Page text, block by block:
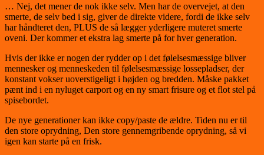
… Nej, det mener de nok ikke selv. Men har de overvejet, at den
smerte, de selv bed i sig, giver de direkte videre, fordi de ikke selv
har håndteret den, PLUS de så lægger yderligere muteret smerte
oveni. Der kommer et ekstra lag smerte på for hver generation.
Hvis der ikke er nogen der rydder op i det følelsesmæssige bliver
mennesker og menneskeden til følelsesmæssige lossepladser, der
konstant vokser uoverstigeligt i højden og bredden. Måske pakket
pænt ind i en nyluget carport og en ny smart frisure og et flot stel på
spisebordet.
De nye generationer kan ikke copy/paste de ældre. Tiden nu er til
den store oprydning, Den store gennemgribende oprydning, så vi
igen kan starte på en frisk.